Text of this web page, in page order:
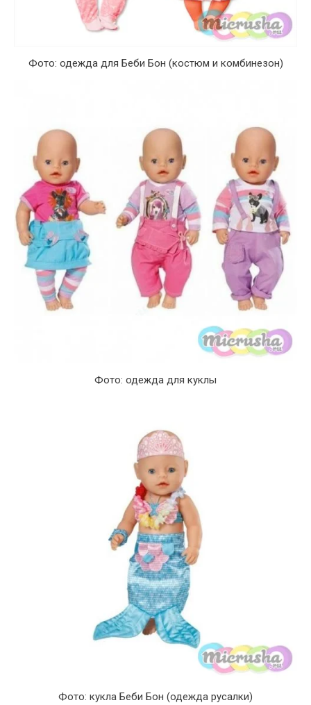
Фото: одежда для Беби Бон (костюм и комбинезон)
Фото: одежда для куклы
Фото: кукла Беби Бон (одежда русалки)